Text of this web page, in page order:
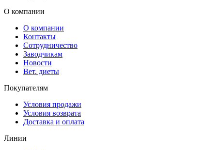
О компании
О компании
Контакты
Сотрудничество
Заводчикам
Новости
Вет. диеты
Покупателям
Условия продажи
Условия возврата
Доставка и оплата
Линии